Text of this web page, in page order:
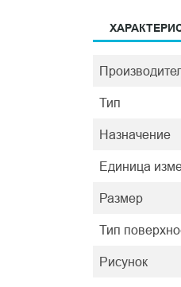
Тип
Назначение
Единица
Размер
Тип
Рисунок